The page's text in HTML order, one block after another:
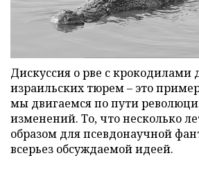
Дискуссия о рве с крокодилами
израильских тюрем – это
мы двигаемся по пути
изменений. То, что несколько
образом для псевдонаучной
всерьез обсуждаемой идеей.